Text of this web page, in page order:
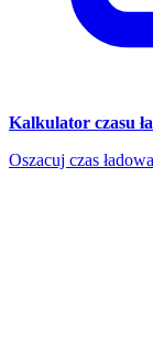
Kalkulator czasu
Oszacuj czas